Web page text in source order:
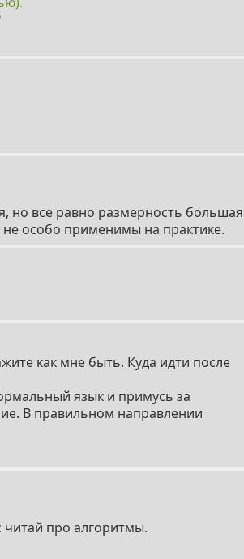
но все равно размерность большая
не особо применимы на практике.
как мне быть. Куда идти после
язык и примусь за
В правильном направлении
читай про алгоритмы.